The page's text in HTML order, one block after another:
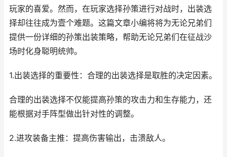
玩家的喜爱。然而，在玩家选择孙策进行对战时，出装选
择却往往成为壹个难题。这篇文章小编将将为无论兄弟们
提供一份详细的孙策出装策略，帮助无论兄弟们在征战沙
场时化身聪明统帅。
1.出装选择的重要性：合理的出装选择是取胜的决定因素。
合理的出装选择不仅能提高孙策的攻击力和生存能力，还
能根据对手阵型做出针对性的调整。
2.进攻装备主推：提高伤害输出，击溃敌人。